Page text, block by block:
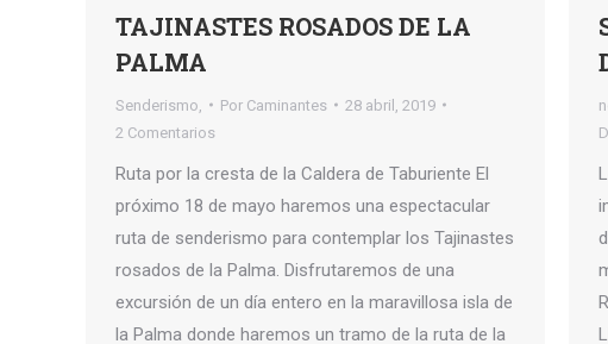
TAJINASTES ROSADOS DE LA
PALMA
Senderismo, Por Caminantes
28 abril, 2019
2 Comentarios
Ruta por la cresta de la Caldera de Taburiente El
próximo 18 de mayo haremos una espectacular
ruta de senderismo para contemplar los Tajinastes
rosados de la Palma. Disfrutaremos de una
excursión de un día entero en la maravillosa isla de
la Palma donde haremos un tramo de la ruta de la